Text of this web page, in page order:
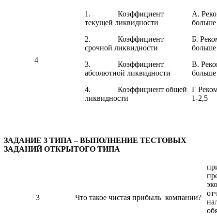
4
1. Коэффициент
текущей ликвидности
2. Коэффициент
срочной ликвидности
3. Коэффициент
абсолютной ликвидности
4. Коэффициент общей
ликвидности
А.
Б.
В.
Г
1-2,5
ЗАДАНИЕ 3 ТИПА – ВЫПОЛНЕНИЕ ТЕСТОВЫХ
ЗАДАНИЙ ОТКРЫТОГО ТИПА
3 Что такое чистая прибыль компании?